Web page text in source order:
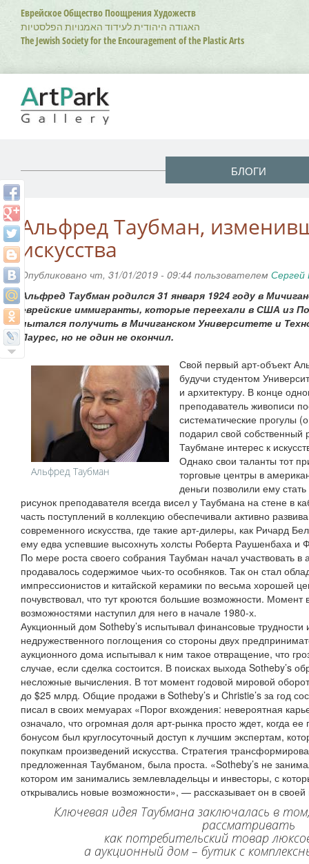
Перейти
основному
содержанию
Еврейское Общество Поощрения Художеств
האגודה היהודית לעידוד האמנויות הפלסטיות
The Jewish Society for the Encouragement of the Plastic Arts
БЛОГИ
Альфред Таубман,
искусства
Опубликовано чт, 31/01/2019 - 09:44 пользователем Сергей
Альфред Таубман родился 31 января 1924 году в
еврейские иммигранты, которые переехали в США из
пытался получить в Мичиганском Университете и
Лаурес, но не один не окончил.
Альфред Таубман
Свой первый арт-объект
будучи студентом
и архитектуру. В конце
преподаватель живописи
систематические прогулы
подарил свой собственный
Таубмане интерес к
Однако свои таланты тот
торговые центры в
деньги позволили ему
рисунок преподавателя всегда висел у Таубмана на стене в
часть поступлений в коллекцию обеспечивали активно
современного искусства, где такие арт-дилеры, как Ричард
ему едва успевшие высохнуть холсты Роберта Раушенбаха и
По мере роста своего собрания Таубман начал участвовать в
продавалось содержимое чьих-то особняков. Так он стал
импрессионистов и китайской керамики по весьма хорошей
почувствовал, что тут кроются большие возможности. Момент
возможностями наступил для него в начале 1980-х.
Аукционный дом Sotheby’s испытывал финансовые трудности
недружественного поглощения со стороны двух
аукционного дома испытывал к ним такое отвращение, что
случае, если сделка состоится. В поисках выхода Sotheby’s
несложные вычисления. В тот момент годовой мировой
до $25 млрд. Общие продажи в Sotheby’s и Christie’s за год
писал в своих мемуарах «Порог вхождения: невероятная
означало, что огромная доля арт-рынка просто ждет, когда
бонусом был круглосуточный доступ к лучшим экспертам,
покупкам произведений искусства. Стратегия
предложенная Таубманом, была проста. «Sotheby’s не
котором им занимались землевладельцы и инвесторы, с
открывались новые возможности», — рассказывает он в своей
Ключевая идея Таубмана заключалась в
рассматривать
как потребительский товар
а аукционный дом – бутик с